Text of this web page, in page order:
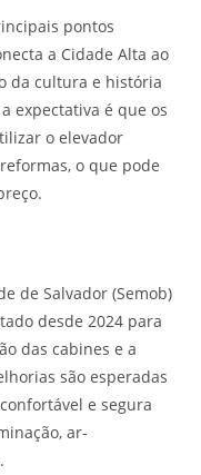
pontos
a Cidade Alta ao
da cultura e história
expectativa é que os
o elevador
o que pode
de Salvador (Semob)
desde 2024 para
das cabines e a
são esperadas
e segura
ar-